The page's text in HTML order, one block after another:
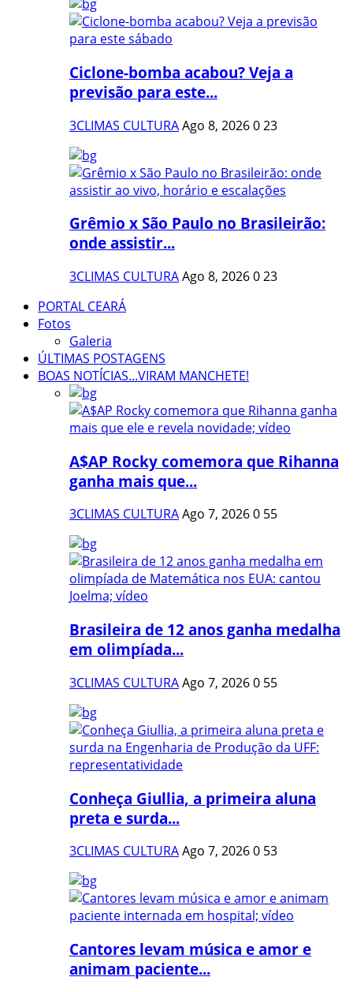
Ciclone-bomba acabou? Veja a
previsão para este...
3CLIMAS CULTURAAgo 8, 2026023
Grêmio x São Paulo no Brasileirão:
onde assistir...
3CLIMAS CULTURAAgo 8, 2026023
PORTAL CEARÁ
Fotos
Galeria
ÚLTIMAS POSTAGENS
BOAS NOTÍCIAS...VIRAM MANCHETE!
A$AP Rocky comemora que Rihanna
ganha mais que...
3CLIMAS CULTURAAgo 7, 20260 55
Brasileira de 12 anos ganha medalha
em olimpíada...
3CLIMAS CULTURAAgo 7, 20260 55
Conheça Giullia, a primeira aluna
preta e surda...
3CLIMAS CULTURAAgo 7, 20260 53
Cantores levam música e amor e
animam paciente...